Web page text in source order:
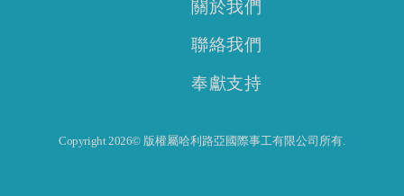
關於我們
聯絡我們
奉獻支持
Copyright 2026© 版權屬哈利路亞國際事工有限公司所有.